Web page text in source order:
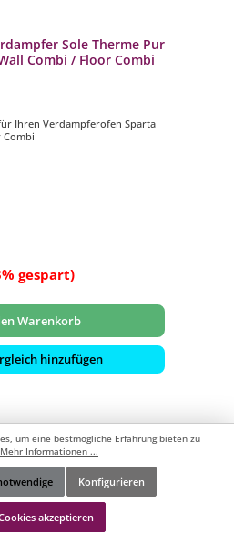
Sole Therme Pur
Combi / Floor Combi
Ihren Verdampferofen Sparta
Combi
gespart)
Warenkorb
hinzufügen
um eine bestmögliche Erfahrung bieten zu
Mehr Informationen ...
Konfigurieren
akzeptieren